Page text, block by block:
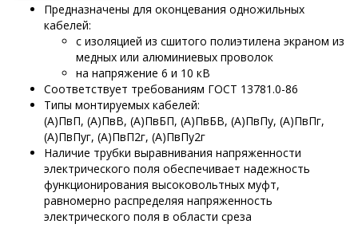
Предназначены для оконцевания одножильных
кабелей:
с изоляцией из сшитого полиэтилена экраном из
медных или алюминиевых проволок
на напряжение 6 и 10 кВ
Соответствует требованиям ГОСТ 13781.0-86
Типы монтируемых кабелей:
(А)ПвП, (А)ПвВ, (А)ПвБП, (А)ПвБВ, (А)ПвПу, (А)ПвПг,
(А)ПвПуг, (А)ПвП2г, (А)ПвПу2г
Наличие трубки выравнивания напряженности
электрического поля обеспечивает надежность
функционирования высоковольтных муфт,
равномерно распределяя напряженность
электрического поля в области среза